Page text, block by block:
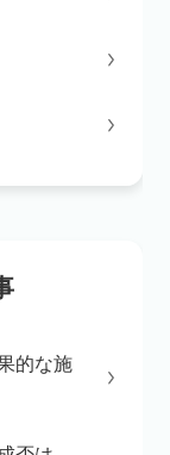
的な施